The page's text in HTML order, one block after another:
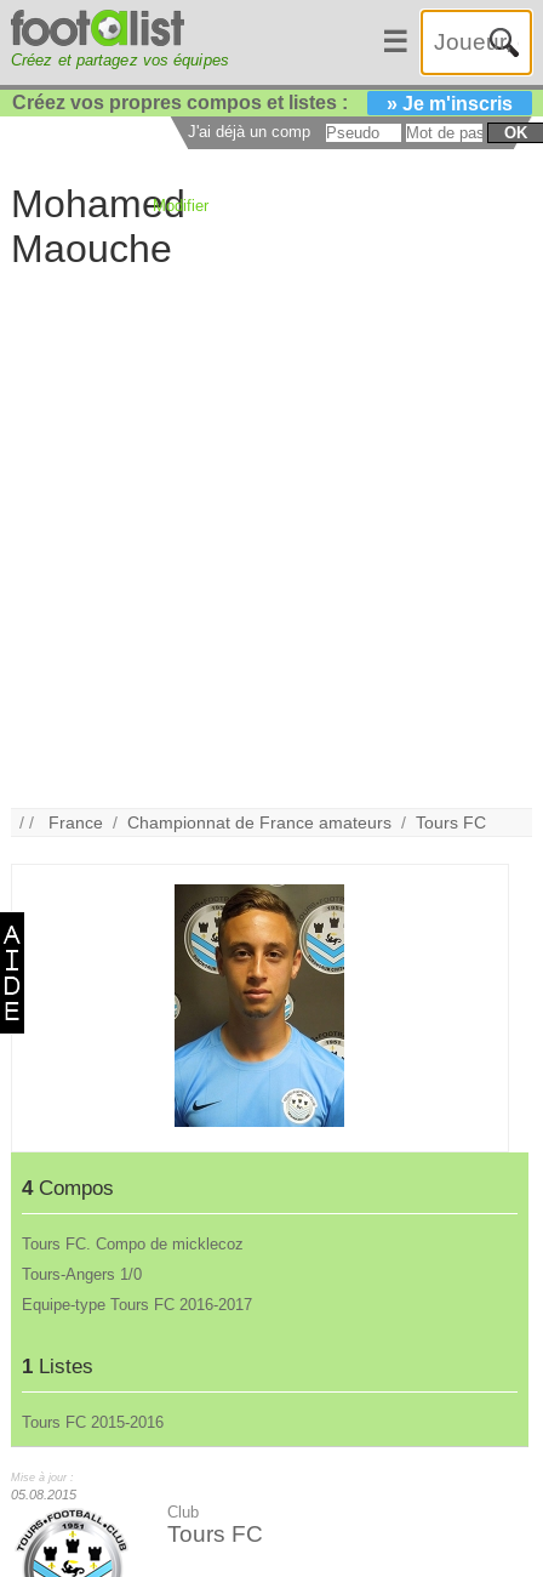
Créez et partagez vos équipes
☰
Créez vos propres compos et listes : » Je m'inscris
J'ai déjà un compte : OK
Mohamed
Maouche
Modifier
/ / France /Championnat de France amateurs /Tours FC
4Compos
Tours FC. Compo de micklecoz
Tours-Angers 1/0
Equipe-type Tours FC 2016-2017
1 Listes
Tours FC 2015-2016
Mise à jour :
05.08.2015
Club
Tours FC